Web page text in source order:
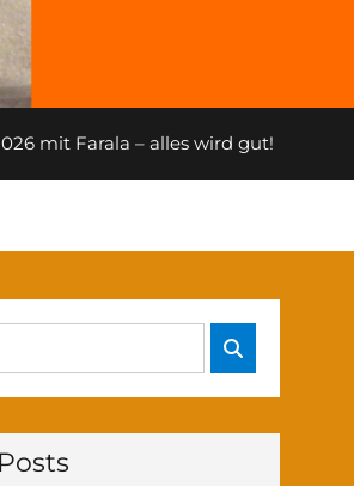
mit Farala – alles wird gut!
